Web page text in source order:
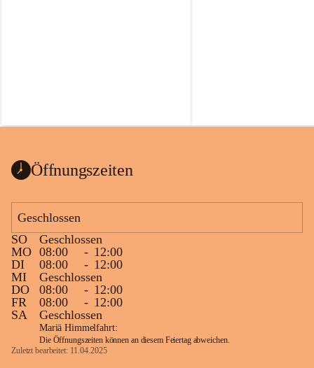
Öffnungszeiten
Geschlossen
SO
Geschlossen
MO 08:00 - 12:00
DI
08:00 - 12:00
MI
Geschlossen
DO
08:00 - 12:00
FR
08:00 - 12:00
SA
Geschlossen
Mariä Himmelfahrt:
Die Öffnungszeiten können an diesem Feiertag abweichen.
Zuletzt bearbeitet: 11.04.2025